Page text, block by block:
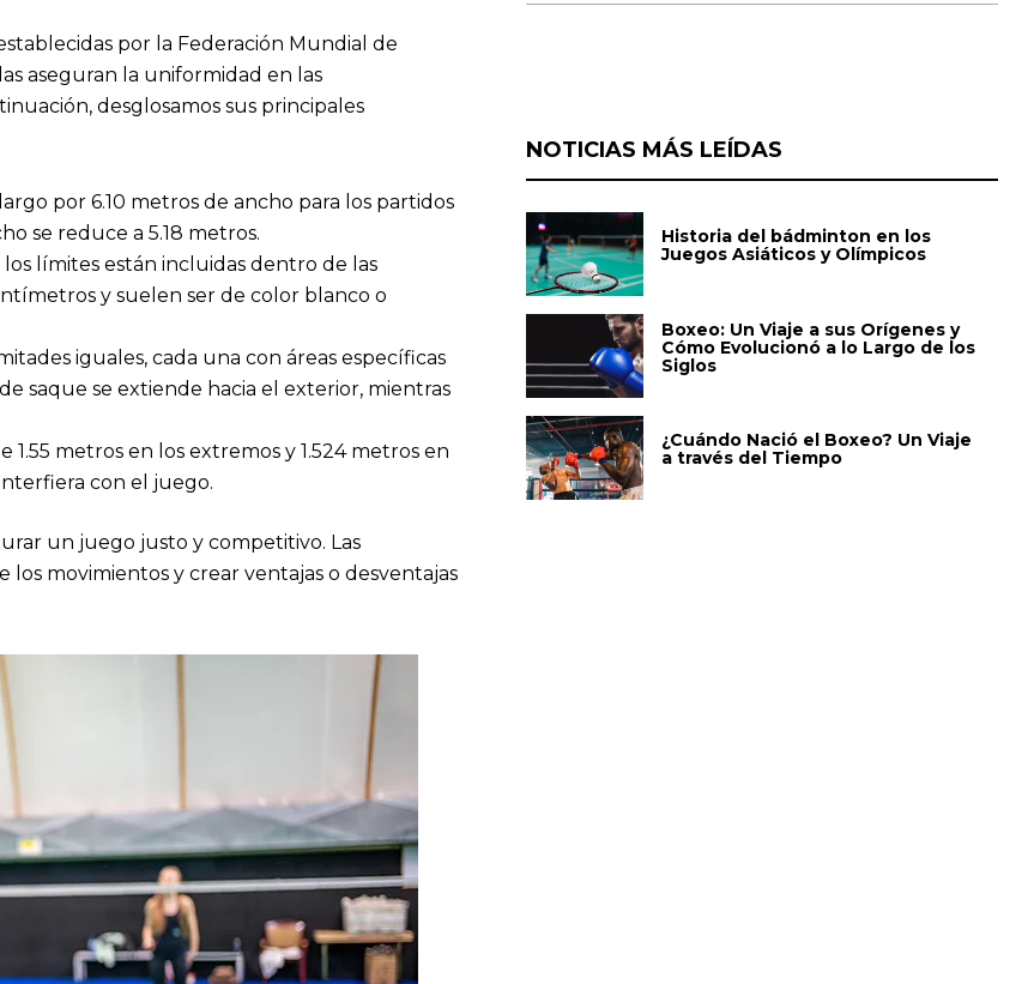
por la Federación Mundial de
aseguran la uniformidad en las
desglosamos sus principales
por 6.10 metros de ancho para los partidos
se reduce a 5.18 metros.
los límites están incluidas dentro de las
y suelen ser de color blanco o
iguales, cada una con áreas específicas
saque se extiende hacia el exterior, mientras
1.55 metros en los extremos y 1.524 metros en
con el juego.
un juego justo y competitivo. Las
movimientos y crear ventajas o desventajas
NOTICIAS MÁS LEÍDAS
Historia del bádminton en los
Juegos Asiáticos y Olímpicos
Boxeo: Un Viaje a sus Orígenes y
Cómo Evolucionó a lo Largo de los
Siglos
¿Cuándo Nació el Boxeo? Un Viaje
a través del Tiempo